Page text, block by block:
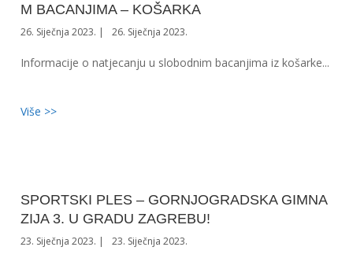
M BACANJIMA – KOŠARKA
26. Siječnja 2023. 26. Siječnja 2023.
Informacije o natjecanju u slobodnim bacanjima iz košarke...
Više >>
SPORTSKI PLES – GORNJOGRADSKA GIMNA
ZIJA 3. U GRADU ZAGREBU!
23. Siječnja 2023. 23. Siječnja 2023.